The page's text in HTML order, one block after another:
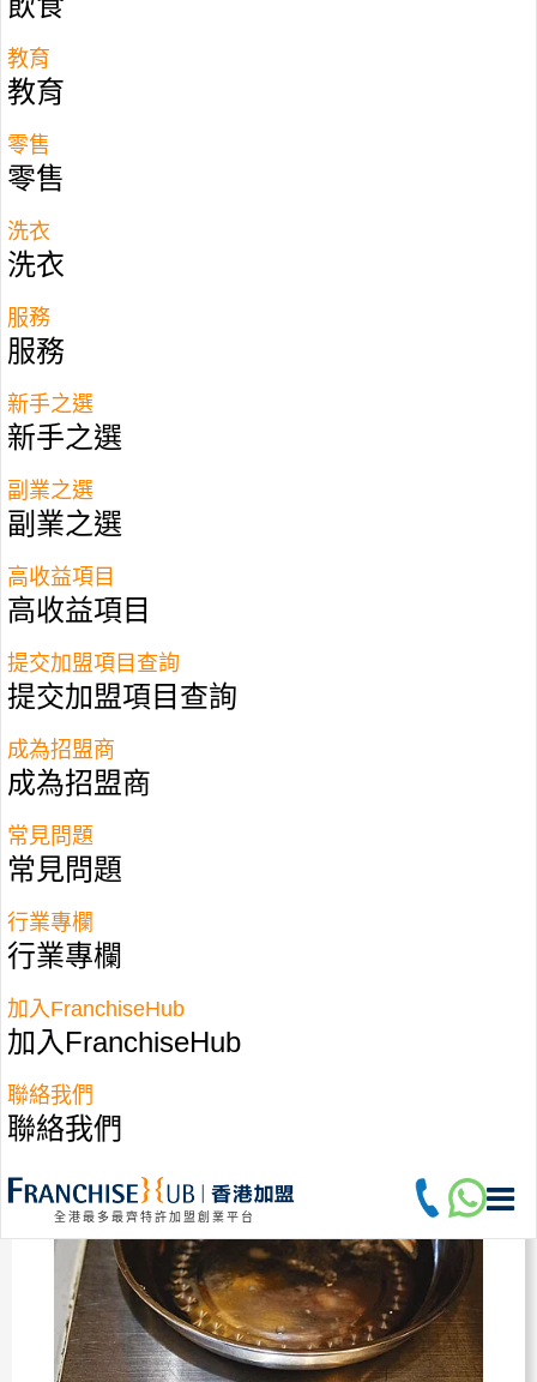
教育
教育
零售
零售
洗衣
洗衣
服務
服務
新手之選
新手之選
副業之選
副業之選
高收益項目
高收益項目
提交加盟項目查詢
提交加盟項目查詢
成為招盟商
成為招盟商
常見問題
常見問題
行業專欄
行業專欄
加入FranchiseHub
加入FranchiseHub
聯絡我們
聯絡我們
全港最多最齊特許加盟創業平台
加盟費: $120,000 (加盟年期: 3年)
電郵:
全台最熱門的夜市，逢甲夜市絕對名列前
此萌芽，進而拓展至全台各地，可說是創
意美食的發源地之一。